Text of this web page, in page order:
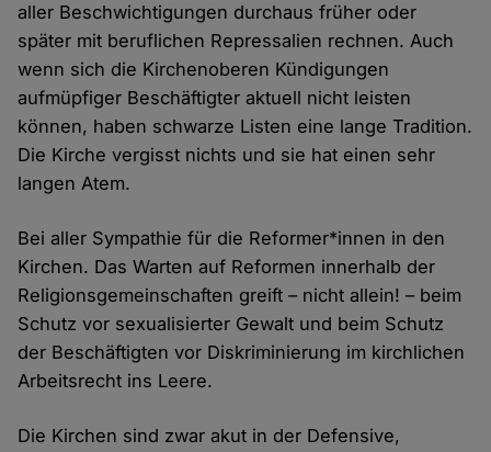
aller Beschwichtigungen durchaus früher oder
später mit beruflichen Repressalien rechnen. Auch
wenn sich die Kirchenoberen Kündigungen
aufmüpfiger Beschäftigter aktuell nicht leisten
können, haben schwarze Listen eine lange Tradition.
Die Kirche vergisst nichts und sie hat einen sehr
langen Atem.
Bei aller Sympathie für die Reformer*innen in den
Kirchen. Das Warten auf Reformen innerhalb der
Religionsgemeinschaften greift – nicht allein! – beim
Schutz vor sexualisierter Gewalt und beim Schutz
der Beschäftigten vor Diskriminierung im kirchlichen
Arbeitsrecht ins Leere.
Die Kirchen sind zwar akut in der Defensive,